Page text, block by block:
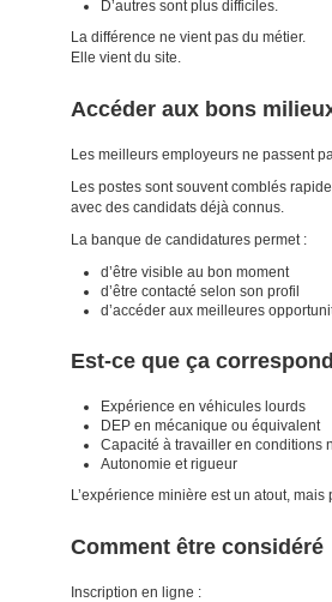
D’autres sont plus difficiles.
La différence ne vient pas du métier.
Elle vient du site.
Accéder aux bons
Les meilleurs employeurs ne passent
Les postes sont souvent comblés
avec des candidats déjà connus.
La banque de candidatures permet :
d’être visible au bon moment
d’être contacté selon son profil
d’accéder aux meilleures
Est-ce que ça
Expérience en véhicules lourds
DEP en mécanique ou équivalent
Capacité à travailler en conditions
Autonomie et rigueur
L’expérience minière est un atout,
Comment être considéré
Inscription en ligne :